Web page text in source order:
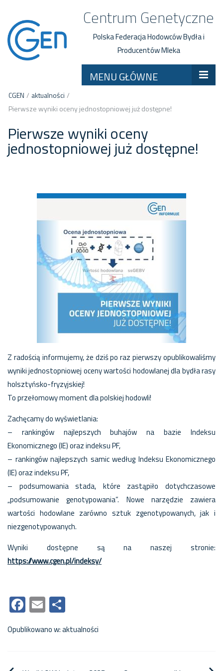
Centrum Genetyczne
Polska Federacja Hodowców Bydła i
Producentów Mleka
MENU GŁÓWNE
CGEN / aktualności /
Pierwsze wyniki oceny jednostopniowej już dostępne!
Pierwsze wyniki oceny
jednostopniowej już dostępne!
Z radością informujemy, że dziś po raz pierwszy opublikowaliśmy
wyniki jednostopniowej oceny wartości hodowlanej dla bydła rasy
holsztyńsko-fryzyjskiej!
To przełomowy moment dla polskiej hodowli!
Zachęcamy do wyświetlania:
– rankingów najlepszych buhajów na bazie Indeksu
Ekonomicznego (IE) oraz indeksu PF,
– rankingów najlepszych samic według Indeksu Ekonomicznego
(IE) oraz indeksu PF,
– podsumowania stada, które zastąpiło dotychczasowe
„podsumowanie genotypowania”. Nowe narzędzie zawiera
wartości hodowlane zarówno sztuk zgenotypowanych, jak i
niezgenotypowanych.
Wyniki dostępne są na naszej stronie:
https://www.cgen.pl/indeksy/
Facebook
Email
Opublikowano w:aktualności